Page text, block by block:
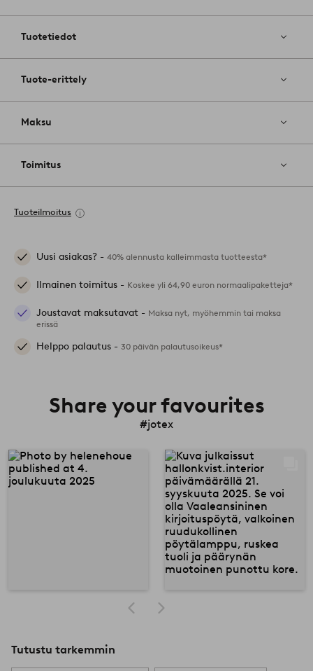
Tuotetiedot
Tuote-erittely
Maksu
Toimitus
Tuoteilmoitus
Uusi asiakas? - 40% alennusta kalleimmasta tuotteesta*
Ilmainen toimitus - Koskee yli 64,90 euron normaalipaketteja*
Joustavat maksutavat - Maksa nyt, myöhemmin tai maksa
erissä
Helppo palautus - 30 päivän palautusoikeus*
Share your favourites
#jotex
Tutustu tarkemmin